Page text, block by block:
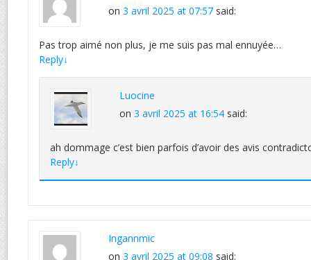
on 3 avril 2025 at 07:57 said:
Pas trop aimé non plus, je me suis pas mal ennuyée…
Reply↓
Luocine
on 3 avril 2025 at 16:54 said:
ah dommage c’est bien parfois d’avoir des avis
Reply↓
Ingannmic
on 3 avril 2025 at 09:08 said: